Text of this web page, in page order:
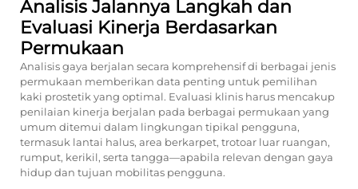
Analisis Jalannya Langkah dan
Evaluasi Kinerja Berdasarkan
Permukaan
Analisis gaya berjalan secara komprehensif di berbagai jenis
permukaan memberikan data penting untuk pemilihan
kaki prostetik yang optimal. Evaluasi klinis harus mencakup
penilaian kinerja berjalan pada berbagai permukaan yang
umum ditemui dalam lingkungan tipikal pengguna,
termasuk lantai halus, area berkarpet, trotoar luar ruangan,
rumput, kerikil, serta tangga—apabila relevan dengan gaya
hidup dan tujuan mobilitas pengguna.